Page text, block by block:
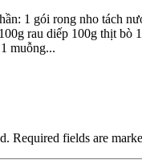
1 gói rong nho tách
rau diếp 100g thịt bò
muỗng...
Required fields are